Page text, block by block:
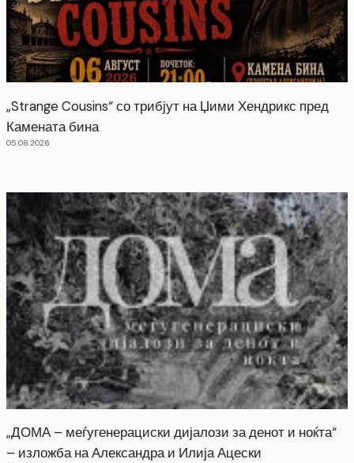
„Strange Cousins“ со трибјут на Џими Хендрикс пред
Камената бина
05.08.2026
„ДОМА – меѓугенерациски дијалози за денот и ноќта“
– изложба на Александра и Илија Ацески